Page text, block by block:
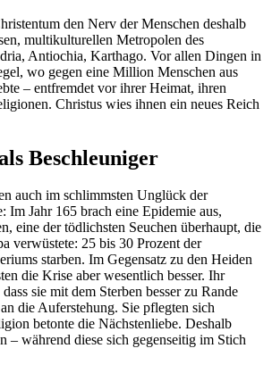
den Nerv der Menschen deshalb
multikulturellen Metropolen des
Antiochia, Karthago. Vor allen Dingen in
wo gegen eine Million Menschen aus
– entfremdet vor ihrer Heimat, ihren
Christus wies ihnen ein neues Reich
Beschleuniger
auch im schlimmsten Unglück der
Im Jahr 165 brach eine Epidemie aus,
eine der tödlichsten Seuchen überhaupt, die
verwüstete: 25 bis 30 Prozent der
starben. Im Gegensatz zu den Heiden
die Krise aber wesentlich besser. Ihr
sie mit dem Sterben besser zu Rande
die Auferstehung. Sie pflegten sich
betonte die Nächstenliebe. Deshalb
– während diese sich gegenseitig im Stich